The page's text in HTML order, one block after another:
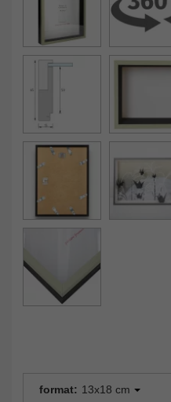
format: 13x18 cm